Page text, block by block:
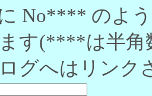
No**** のよ
す(****は半角
グへはリンク